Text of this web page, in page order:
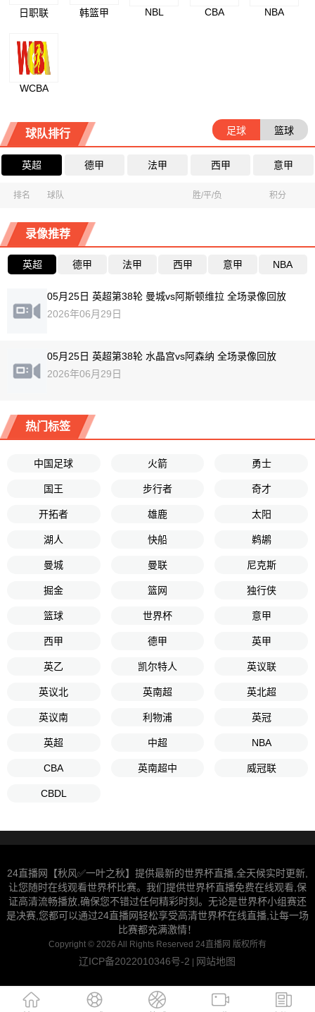
日职联 韩篮甲 NBL CBA NBA
WCBA
球队排行 足球 篮球
英超 德甲 法甲 西甲 意甲
排名 球队 胜/平/负 积分
录像推荐
英超 德甲 法甲 西甲 意甲 NBA
05月25日 英超第38轮 曼城vs阿斯顿维拉 全场录像回放
2026年06月29日
05月25日 英超第38轮 水晶宫vs阿森纳 全场录像回放
2026年06月29日
热门标签
中国足球 火箭 勇士
国王 步行者 奇才
开拓者 雄鹿 太阳
湖人 快船 鹈鹕
曼城 曼联 尼克斯
掘金 篮网 独行侠
篮球 世界杯 意甲
西甲 德甲 英甲
英乙 凯尔特人 英议联
英议北 英南超 英北超
英议南 利物浦 英冠
英超 中超 NBA
CBA 英南超中 威冠联
CBDL
24直播网【秋风✅一叶之秋】提供最新的世界杯直播,全天候实时更新,
让您随时在线观看世界杯比赛。我们提供世界杯直播免费在线观看,保
证高清流畅播放,确保您不错过任何精彩时刻。无论是世界杯小组赛还
是决赛,您都可以通过24直播网轻松享受高清世界杯在线直播,让每一场
比赛都充满激情！
Copyright © 2026 All Rights Reserved 24直播网 版权所有
辽ICP备2022010346号-2 | 网站地图